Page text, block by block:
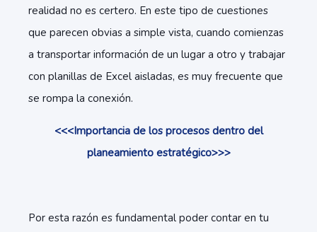
realidad no es certero. En este tipo de cuestiones
que parecen obvias a simple vista, cuando comienzas
a transportar información de un lugar a otro y trabajar
con planillas de Excel aisladas, es muy frecuente que
se rompa la conexión.
<<<Importancia de los procesos dentro del
planeamiento estratégico>>>
Por esta razón es fundamental poder contar en tu